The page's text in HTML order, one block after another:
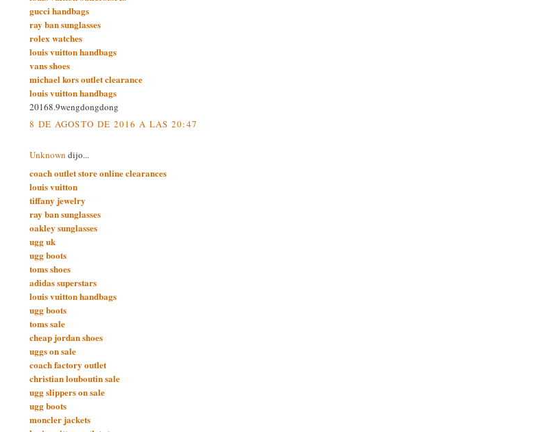
gucci handbags
ray ban sunglasses
rolex watches
louis vuitton handbags
vans shoes
michael kors outlet clearance
louis vuitton handbags
20168.9wengdongdong
8 DE AGOSTO DE 2016 A LAS 20:47
Unknown dijo...
coach outlet store online clearances
louis vuitton
tiffany jewelry
ray ban sunglasses
oakley sunglasses
ugg uk
ugg boots
toms shoes
adidas superstars
louis vuitton handbags
ugg boots
toms sale
cheap jordan shoes
uggs on sale
coach factory outlet
christian louboutin sale
ugg slippers on sale
ugg boots
moncler jackets